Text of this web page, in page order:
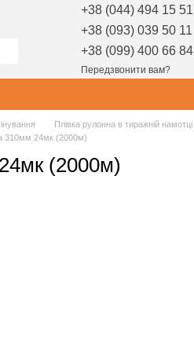
+38 (044) 494 15 51
+38 (093) 039 50 11
+38 (099) 400 66 84
Передзвонити вам?
Плівка рулонна в тиражній намотці
310мм 24мк (2000м)
(2000м)